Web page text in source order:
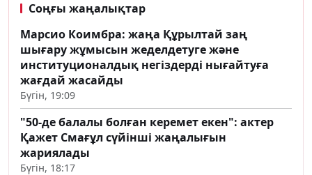
Соңғы жаңалықтар
Марсио Коимбра: жаңа Құрылтай заң
шығару жұмысын жеделдетуге және
институционалдық негіздерді нығайтуға
жағдай жасайды
Бүгін, 19:09
"50-де балалы болған керемет екен": актер
Қажет Смағұл сүйінші жаңалығын
жариялады
Бүгін, 18:17